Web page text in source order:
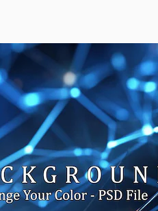
Продукция
Spaces
ИИ-помощник
Генератор
изображений ИИ
Генератор видео